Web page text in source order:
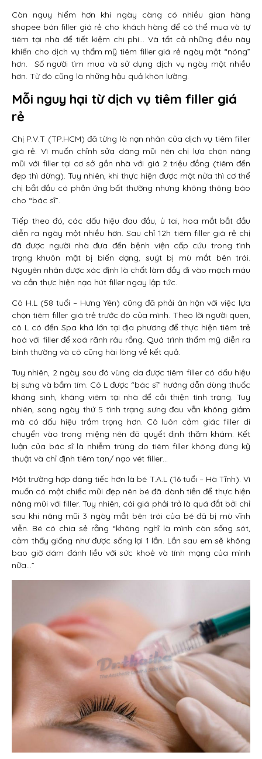
Còn nguy hiểm hơn khi ngày càng có nhiều gian hàng
shopee bán filler giá rẻ cho khách hàng để có thể mua và tự
tiêm tại nhà để tiết kiệm chi phí… Và tất cả những điều này
khiến cho dịch vụ thẩm mỹ tiêm filler giá rẻ ngày một “nóng”
hơn. Số người tìm mua và sử dụng dịch vụ ngày một nhiều
hơn. Từ đó cũng là những hậu quả khôn lường.
Mỗi nguy hại từ dịch vụ tiêm filler giá
rẻ
Chị P.V.T (TP.HCM) đã từng là nạn nhân của dịch vụ tiêm filler
giá rẻ. Vì muốn chỉnh sửa dáng mũi nên chị lựa chọn nâng
mũi với filler tại cơ sở gần nhà với giá 2 triệu đồng (tiêm đến
đẹp thì dừng). Tuy nhiên, khi thực hiện được một nửa thì cơ thể
chị bắt đầu có phản ứng bất thường nhưng không thông báo
cho “bác sĩ”.
Tiếp theo đó, các dấu hiệu đau đầu, ủ tai, hoa mắt bắt đầu
diễn ra ngày một nhiều hơn. Sau chỉ 12h tiêm filler giá rẻ chị
đã được người nhà đưa đến bệnh viện cấp cứu trong tình
trạng khuôn mặt bị biến dạng, suýt bị mù mắt bên trái.
Nguyên nhân được xác định là chất làm đầy đi vào mạch máu
và cần thực hiện nạo hút filler ngay lập tức.
Cô H.L (58 tuổi – Hưng Yên) cũng đã phải ân hận với việc lựa
chọn tiêm filler giá trẻ trước đó của mình. Theo lời người quen,
cô L có đến Spa khá lớn tại địa phương để thực hiện tiêm trẻ
hoá với filler để xoá rãnh râu rồng. Quá trình thẩm mỹ diễn ra
bình thường và cô cũng hài lòng về kết quả.
Tuy nhiên, 2 ngày sau đó vùng da được tiêm filler có dấu hiệu
bị sưng và bầm tím. Cô L được “bác sĩ” hướng dẫn dùng thuốc
kháng sinh, kháng viêm tại nhà để cải thiện tình trạng. Tuy
nhiên, sang ngày thứ 5 tình trạng sưng đau vẫn không giảm
mà có dấu hiệu trầm trọng hơn. Cô luôn cảm giác filler di
chuyển vào trong miệng nên đã quyết định thăm khám. Kết
luận của bác sĩ là nhiễm trùng do tiêm filler không đúng kỹ
thuật và chỉ định tiêm tan/ nạo vét filler…
Một trường hợp đáng tiếc hơn là bé T.A.L (16 tuổi – Hà Tĩnh). Vì
muốn có một chiếc mũi đẹp nên bé đã dành tiền để thực hiện
nâng mũi với filler. Tuy nhiên, cái giá phải trả là quá đắt bởi chỉ
sau khi nâng mũi 3 ngày mắt bên trái của bé đã bị mù vĩnh
viễn. Bé có chia sẻ rằng “không nghĩ là mình còn sống sót,
cảm thấy giống như được sống lại 1 lần. Lần sau em sẽ không
bao giờ dám đánh liều với sức khoẻ và tính mạng của mình
nữa…”